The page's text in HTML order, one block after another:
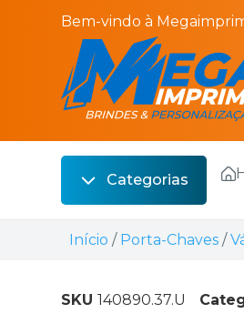
Bem-vindo à
Categorias
Escrita
Bebidas
Sacos
Início / Porta-Chaves /
SKU140890.37.U